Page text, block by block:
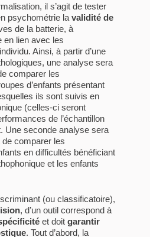
il s’agit de tester
psychométrie la validité de
de la batterie, à
en lien avec les
Ainsi, à partir d’une
une analyse sera
comparer les
d’enfants présentant
ils sont suivis en
(celles-ci seront
de l’échantillon
Une seconde analyse sera
comparer les
en difficultés bénéficiant
et les enfants
(ou classificatoire),
, d’un outil correspond à
et doit garantir
. Tout d’abord, la